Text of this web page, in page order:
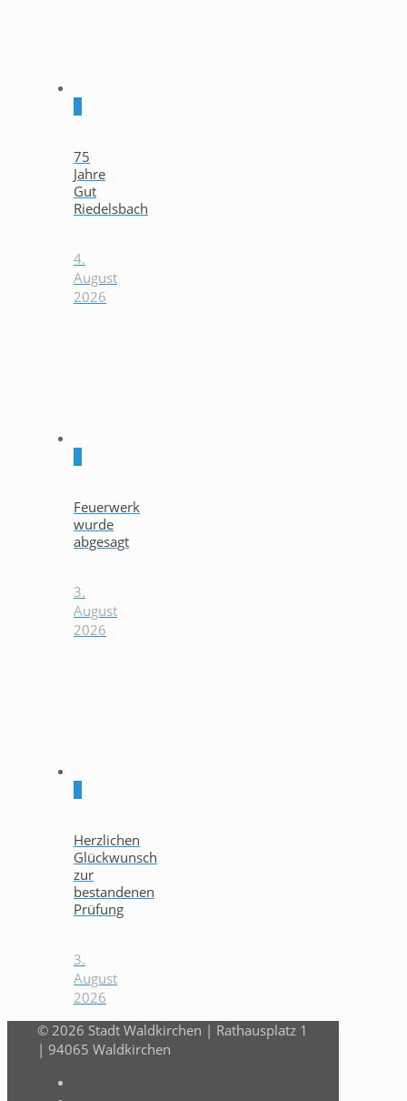
75
Jahre
Gut
Riedelsbach
4.
August
2026
Feuerwerk
wurde
abgesagt
3.
August
2026
Herzlichen
Glückwunsch
zur
bestandenen
Prüfung
3.
August
2026
© 2026 Stadt Waldkirchen | Rathausplatz 1
| 94065 Waldkirchen